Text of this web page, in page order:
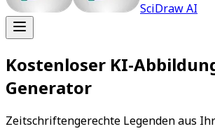
SciDraw AI
Kostenloser KI-
Generator
Zeitschriftengerechte Legenden aus